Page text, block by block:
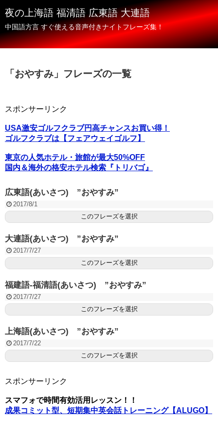
夜の上海語 福清語 広東語 大連語
中国語方言 すぐ使える音声付きナイトフレーズ集！
「 おやすみ 」 フレーズの一覧
スポンサーリンク
USA激安ゴルフクラブ円高チャンスお買い得！
ゴルフクラブは【フェアウェイゴルフ】
東京の人気ホテル・旅館が最大50%OFF
国内＆海外の格安ホテル検索『トリバゴ』
広東語(あいさつ) ”おやすみ”
2017/8/1
このフレーズを選択
大連語(あいさつ) ”おやすみ”
2017/7/27
このフレーズを選択
福建語-福清語(あいさつ) ”おやすみ”
2017/7/27
このフレーズを選択
上海語(あいさつ) ”おやすみ”
2017/7/22
このフレーズを選択
スポンサーリンク
スマフォで時間有効活用レッスン！！
成果コミット型、短期集中英会話トレーニング【ALUGO】